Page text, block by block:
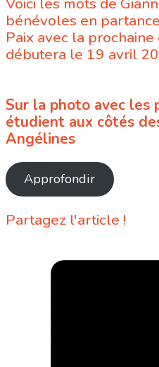
bénévoles en
Paix avec la
débutera le 19 avril
Sur la photo avec les
étudient aux côtés
Angélines
Approfondir
Partagez l'article !